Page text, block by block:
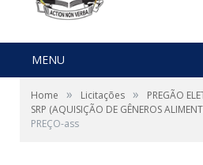
MENU
Home » Licitações »
PREGÃO
SRP (AQUISIÇÃO DE GÊNEROS
PREÇO-ass